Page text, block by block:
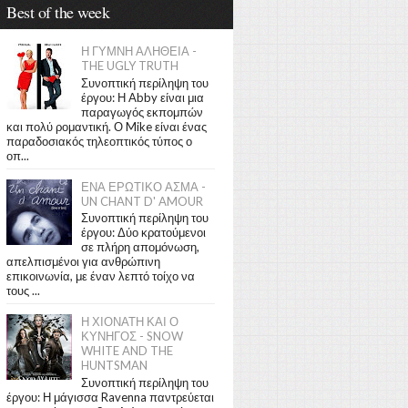
Best of the week
Η ΓΥΜΝΗ ΑΛΗΘΕΙΑ -
THE UGLY TRUTH
Συνοπτική περίληψη του
έργου: Η Abby είναι μια
παραγωγός εκπομπών
και πολύ ρομαντική. Ο Mike είναι ένας
παραδοσιακός τηλεοπτικός τύπος ο
οπ...
ΕΝΑ ΕΡΩΤΙΚΟ ΑΣΜΑ -
UN CHANT D' AMOUR
Συνοπτική περίληψη του
έργου: Δύο κρατούμενοι
σε πλήρη απομόνωση,
απελπισμένοι για ανθρώπινη
επικοινωνία, με έναν λεπτό τοίχο να
τους ...
Η ΧΙΟΝΑΤΗ ΚΑΙ Ο
ΚΥΝΗΓΟΣ - SNOW
WHITE AND THE
HUNTSMAN
Συνοπτική περίληψη του
έργου: Η μάγισσα Ravenna παντρεύεται